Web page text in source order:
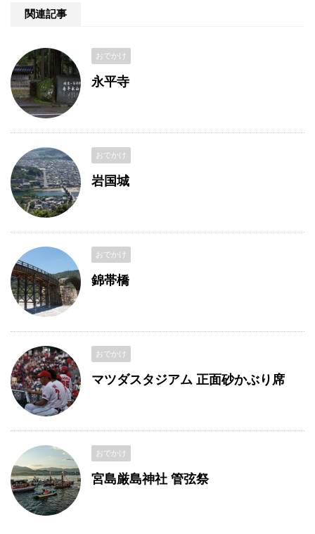
関連記事
おでかけ
永平寺
おでかけ
岩国城
おでかけ
錦帯橋
おでかけ
マツダスタジアム 正面砂かぶり席
おでかけ
宮島厳島神社 管弦祭